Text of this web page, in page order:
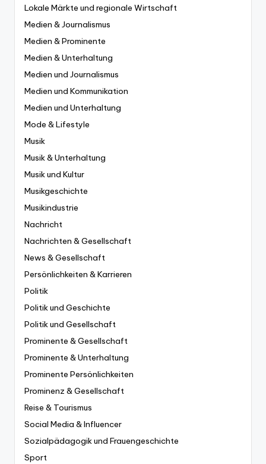
Lokale Märkte und regionale Wirtschaft
Medien & Journalismus
Medien & Prominente
Medien & Unterhaltung
Medien und Journalismus
Medien und Kommunikation
Medien und Unterhaltung
Mode & Lifestyle
Musik
Musik & Unterhaltung
Musik und Kultur
Musikgeschichte
Musikindustrie
Nachricht
Nachrichten & Gesellschaft
News & Gesellschaft
Persönlichkeiten & Karrieren
Politik
Politik und Geschichte
Politik und Gesellschaft
Prominente & Gesellschaft
Prominente & Unterhaltung
Prominente Persönlichkeiten
Prominenz & Gesellschaft
Reise & Tourismus
Social Media & Influencer
Sozialpädagogik und Frauengeschichte
Sport